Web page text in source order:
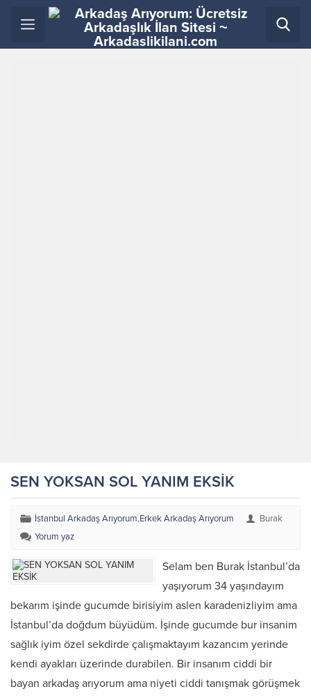
SEN YOKSAN SOL YANIM EKSİK
İstanbul Arkadaş Arıyorum,Erkek Arkadaş Arıyorum
Burak
Yorum yaz
Selam ben Burak İstanbul’da
yaşıyorum 34 yaşındayım
bekarım işinde gucumde birisiyim aslen karadenizliyim ama
İstanbul’da doğdum büyüdüm. İşinde gucumde bur insanim
sağlık iyim özel sekdirde çalışmaktayım kazancım yerinde
kendi ayakları üzerinde durabilen. Bir insanım ciddi bir
bayan arkadaş arıyorum ama niyeti ciddi tanışmak görüşmek